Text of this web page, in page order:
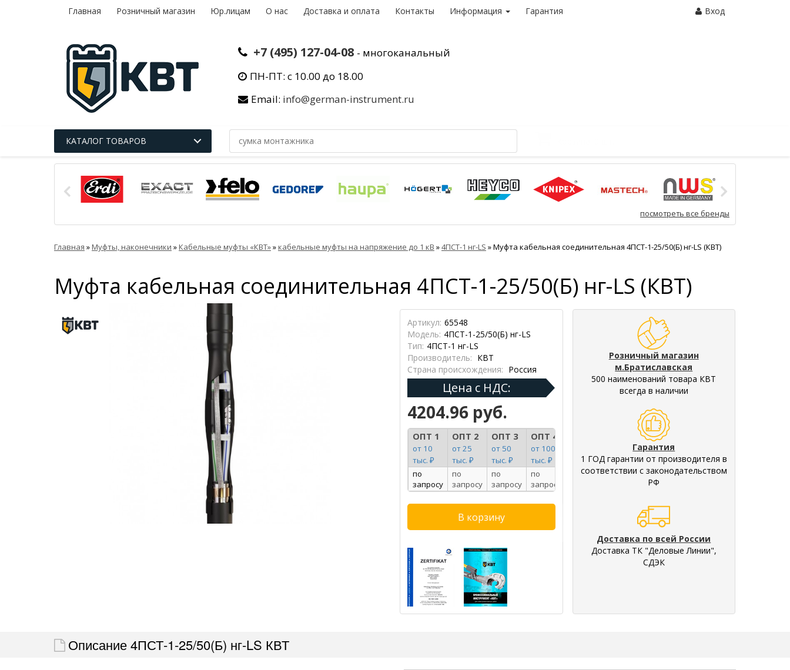
Главная Розничный магазин Юр.лицам О нас Доставка и оплата Контакты Информация Гарантия Вход
+7 (495) 127-04-08 - многоканальный
ПН-ПТ: с 10.00 до 18.00
Email: info@german-instrument.ru
КАТАЛОГ ТОВАРОВ
посмотреть все бренды
Главная »Муфты, наконечники »Кабельные муфты «КВТ»»кабельные муфты на напряжение до 1 кВ »4ПСТ-1 нг-LS »Муфта кабельная соединительная 4ПСТ-1-25/50(Б) нг-LS (КВТ)
Муфта кабельная соединительная 4ПСТ-1-25/50(Б) нг-LS (КВТ)
Артикул: 65548
Модель: 4ПСТ-1-25/50(Б) нг-LS
Тип: 4ПСТ-1 нг-LS
Производитель: КВТ
Страна происхождения: Россия
Цена с НДС:
4204.96 руб.
ОПТ 1
от 10
тыс. ₽
ОПТ 2
от 25
тыс. ₽
ОПТ 3
от 50
тыс. ₽
ОПТ 4
от 100
тыс. ₽
по
запросу
по
запросу
по
запросу
по
запросу
Розничный магазин
м.Братиславская
500 наименований товара КВТ
всегда в наличии
Гарантия
1 ГОД гарантии от производителя в
соответствии с законодательством
РФ
Доставка по всей России
Доставка ТК "Деловые Линии",
СДЭК
Описание 4ПСТ-1-25/50(Б) нг-LS КВТ